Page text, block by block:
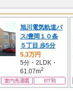
旭川電気軌道バ
ス/豊岡１０条
５丁目 歩5分
5.3万円
5分・2LDK・
61.07m2